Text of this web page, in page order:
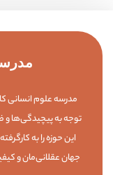
مدرسه علوم انسانی
توجه به پیچیدگی‌ها و
این حوزه را به
جهان عقلانی‌مان و